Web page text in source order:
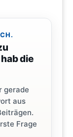
die
gerade
aus
Frage